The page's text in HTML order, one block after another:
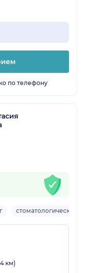
по телефону
стоматологический
км)